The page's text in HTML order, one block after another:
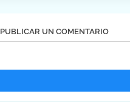
PUBLICAR UN COMENTARIO